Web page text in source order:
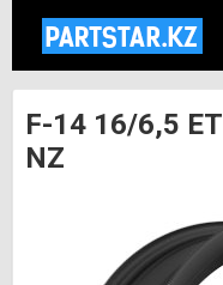
F-14 16/6,5
NZ